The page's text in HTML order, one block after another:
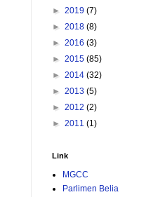
► 2019 (7)
► 2018 (8)
► 2016 (3)
► 2015 (85)
► 2014 (32)
► 2013 (5)
► 2012 (2)
► 2011 (1)
Link
MGCC
Parlimen Belia